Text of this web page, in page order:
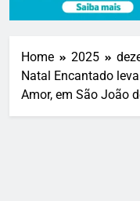
Home 2025
Natal Encantado
Amor, em São João